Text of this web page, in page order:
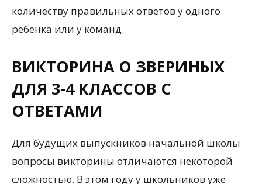
количеству правильных ответов у одного
ребенка или у команд.
ВИКТОРИНА О ЗВЕРИНЫХ
ДЛЯ 3-4 КЛАССОВ С
ОТВЕТАМИ
Для будущих выпускников начальной школы
вопросы викторины отличаются некоторой
сложностью. В этом году у школьников уже